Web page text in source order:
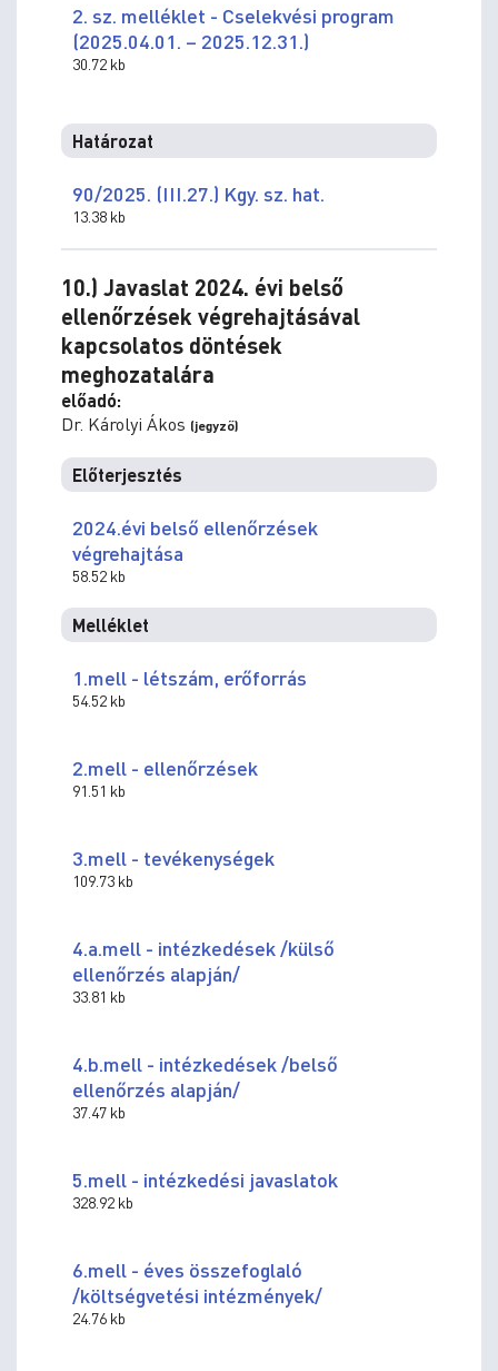
2. sz. melléklet - Cselekvési program
(2025.04.01. – 2025.12.31.)
30.72 kb
Határozat
90/2025. (III.27.) Kgy. sz. hat.
13.38 kb
10.) Javaslat 2024. évi belső
ellenőrzések végrehajtásával
kapcsolatos döntések
meghozatalára
előadó:
Dr. Károlyi Ákos (jegyző)
Előterjesztés
2024.évi belső ellenőrzések
végrehajtása
58.52 kb
Melléklet
1.mell - létszám, erőforrás
54.52 kb
2.mell - ellenőrzések
91.51 kb
3.mell - tevékenységek
109.73 kb
4.a.mell - intézkedések /külső
ellenőrzés alapján/
33.81 kb
4.b.mell - intézkedések /belső
ellenőrzés alapján/
37.47 kb
5.mell - intézkedési javaslatok
328.92 kb
6.mell - éves összefoglaló
/költségvetési intézmények/
24.76 kb